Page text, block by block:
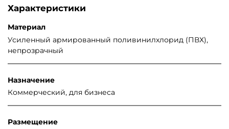
Характеристики
Материал
Усиленный армированный поливинилхлорид (ПВХ),
непрозрачный
Назначение
Коммерческий, для бизнеса
Размещение